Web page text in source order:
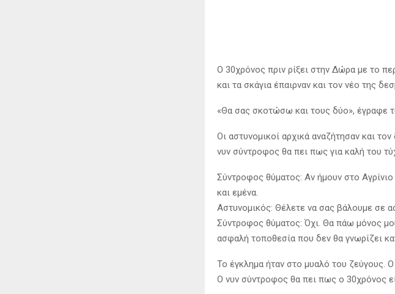
Ο 30χρόνος πριν ρίξει στην Δώρα με το
και τα σκάγια έπαιρναν και τον νέο της
«Θα σας σκοτώσω και τους δύο», έγραφε
Οι αστυνομικοί αρχικά αναζήτησαν και
νυν σύντροφος θα πει πως για καλή του
Σύντροφος θύματος: Αν ήμουν στο
και εμένα.
Αστυνομικός: Θέλετε να σας βάλουμε σε
Σύντροφος θύματος: Όχι. Θα πάω μόνος
ασφαλή τοποθεσία που δεν θα γνωρίζει
Το έγκλημα ήταν στο μυαλό του ζεύγους.
Ο νυν σύντροφος θα πει πως ο 30χρόνος